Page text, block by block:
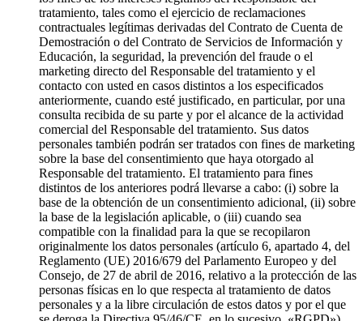
tratamiento, tales como el ejercicio de reclamaciones
contractuales legítimas derivadas del Contrato de Cuenta de
Demostración o del Contrato de Servicios de Información y
Educación, la seguridad, la prevención del fraude o el
marketing directo del Responsable del tratamiento y el
contacto con usted en casos distintos a los especificados
anteriormente, cuando esté justificado, en particular, por una
consulta recibida de su parte y por el alcance de la actividad
comercial del Responsable del tratamiento. Sus datos
personales también podrán ser tratados con fines de marketing
sobre la base del consentimiento que haya otorgado al
Responsable del tratamiento. El tratamiento para fines
distintos de los anteriores podrá llevarse a cabo: (i) sobre la
base de la obtención de un consentimiento adicional, (ii) sobre
la base de la legislación aplicable, o (iii) cuando sea
compatible con la finalidad para la que se recopilaron
originalmente los datos personales (artículo 6, apartado 4, del
Reglamento (UE) 2016/679 del Parlamento Europeo y del
Consejo, de 27 de abril de 2016, relativo a la protección de las
personas físicas en lo que respecta al tratamiento de datos
personales y a la libre circulación de estos datos y por el que